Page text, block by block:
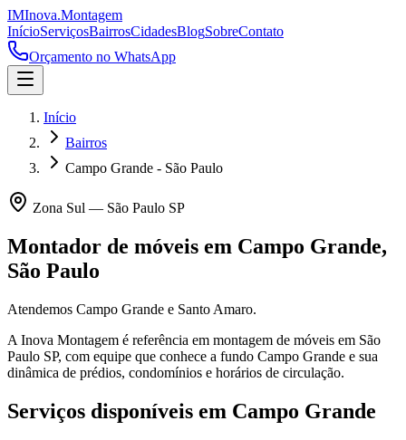
IMInova.Montagem
InícioServiçosBairrosCidadesBlogSobreContato
Orçamento no WhatsApp
Início
Bairros
Campo Grande - São Paulo
Zona Sul — São Paulo SP
Montador de móveis em Campo Grande,
São Paulo
Atendemos Campo Grande e Santo Amaro.
A Inova Montagem é referência em montagem de móveis em São
Paulo SP, com equipe que conhece a fundo Campo Grande e sua
dinâmica de prédios, condomínios e horários de circulação.
Serviços disponíveis em Campo Grande